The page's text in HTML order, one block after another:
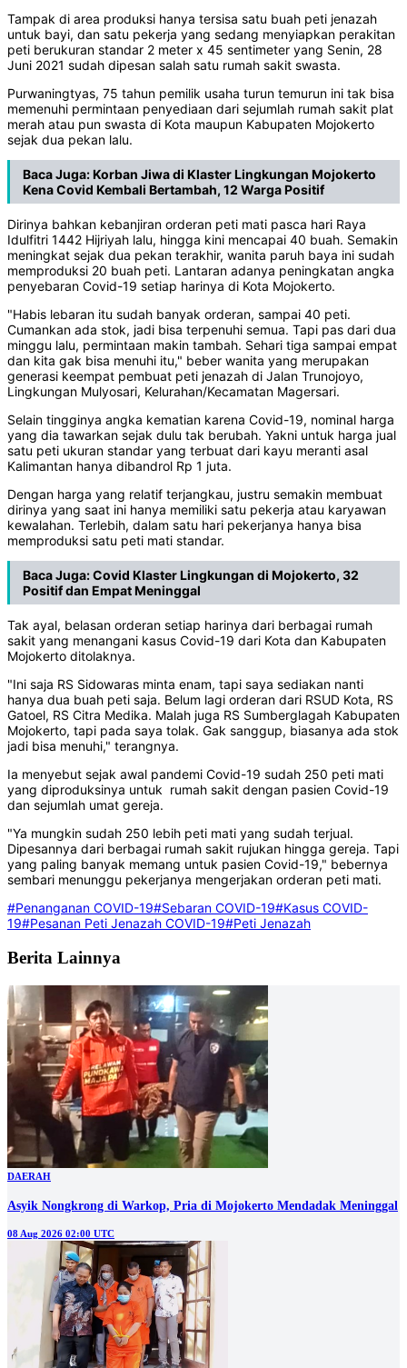
Tampak di area produksi hanya tersisa satu buah peti jenazah
untuk bayi, dan satu pekerja yang sedang menyiapkan perakitan
peti berukuran standar 2 meter x 45 sentimeter yang Senin, 28
Juni 2021 sudah dipesan salah satu rumah sakit swasta.
Purwaningtyas, 75 tahun pemilik usaha turun temurun ini tak bisa
memenuhi permintaan penyediaan dari sejumlah rumah sakit plat
merah atau pun swasta di Kota maupun Kabupaten Mojokerto
sejak dua pekan lalu.
Baca Juga:Korban Jiwa di Klaster Lingkungan Mojokerto
Kena Covid Kembali Bertambah, 12 Warga Positif
Dirinya bahkan kebanjiran orderan peti mati pasca hari Raya
Idulfitri 1442 Hijriyah lalu, hingga kini mencapai 40 buah. Semakin
meningkat sejak dua pekan terakhir, wanita paruh baya ini sudah
memproduksi 20 buah peti. Lantaran adanya peningkatan angka
penyebaran Covid-19 setiap harinya di Kota Mojokerto.
"Habis lebaran itu sudah banyak orderan, sampai 40 peti.
Cumankan ada stok, jadi bisa terpenuhi semua. Tapi pas dari dua
minggu lalu, permintaan makin tambah. Sehari tiga sampai empat
dan kita gak bisa menuhi itu," beber wanita yang merupakan
generasi keempat pembuat peti jenazah di Jalan Trunojoyo,
Lingkungan Mulyosari, Kelurahan/Kecamatan Magersari.
Selain tingginya angka kematian karena Covid-19, nominal harga
yang dia tawarkan sejak dulu tak berubah. Yakni untuk harga jual
satu peti ukuran standar yang terbuat dari kayu meranti asal
Kalimantan hanya dibandrol Rp 1 juta.
Dengan harga yang relatif terjangkau, justru semakin membuat
dirinya yang saat ini hanya memiliki satu pekerja atau karyawan
kewalahan. Terlebih, dalam satu hari pekerjanya hanya bisa
memproduksi satu peti mati standar.
Baca Juga:Covid Klaster Lingkungan di Mojokerto, 32
Positif dan Empat Meninggal
Tak ayal, belasan orderan setiap harinya dari berbagai rumah
sakit yang menangani kasus Covid-19 dari Kota dan Kabupaten
Mojokerto ditolaknya.
"Ini saja RS Sidowaras minta enam, tapi saya sediakan nanti
hanya dua buah peti saja. Belum lagi orderan dari RSUD Kota, RS
Gatoel, RS Citra Medika. Malah juga RS Sumberglagah Kabupaten
Mojokerto, tapi pada saya tolak. Gak sanggup, biasanya ada stok
jadi bisa menuhi," terangnya.
Ia menyebut sejak awal pandemi Covid-19 sudah 250 peti mati
yang diproduksinya untuk rumah sakit dengan pasien Covid-19
dan sejumlah umat gereja.
"Ya mungkin sudah 250 lebih peti mati yang sudah terjual.
Dipesannya dari berbagai rumah sakit rujukan hingga gereja. Tapi
yang paling banyak memang untuk pasien Covid-19," bebernya
sembari menunggu pekerjanya mengerjakan orderan peti mati.
#Penanganan COVID-19#Sebaran COVID-19#Kasus COVID-
19#Pesanan Peti Jenazah COVID-19#Peti Jenazah
Berita Lainnya
DAERAH
Asyik Nongkrong di Warkop, Pria di Mojokerto Mendadak Meninggal
08 Aug 2026 02:00 UTC